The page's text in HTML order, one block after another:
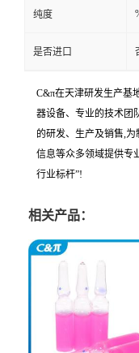
纯度
是否进口
C&π在天津研发生产基
器设备、专业的技术团
的研发、生产及销售,
信息等众多领域提供专
行业标杆”!
相关产品：